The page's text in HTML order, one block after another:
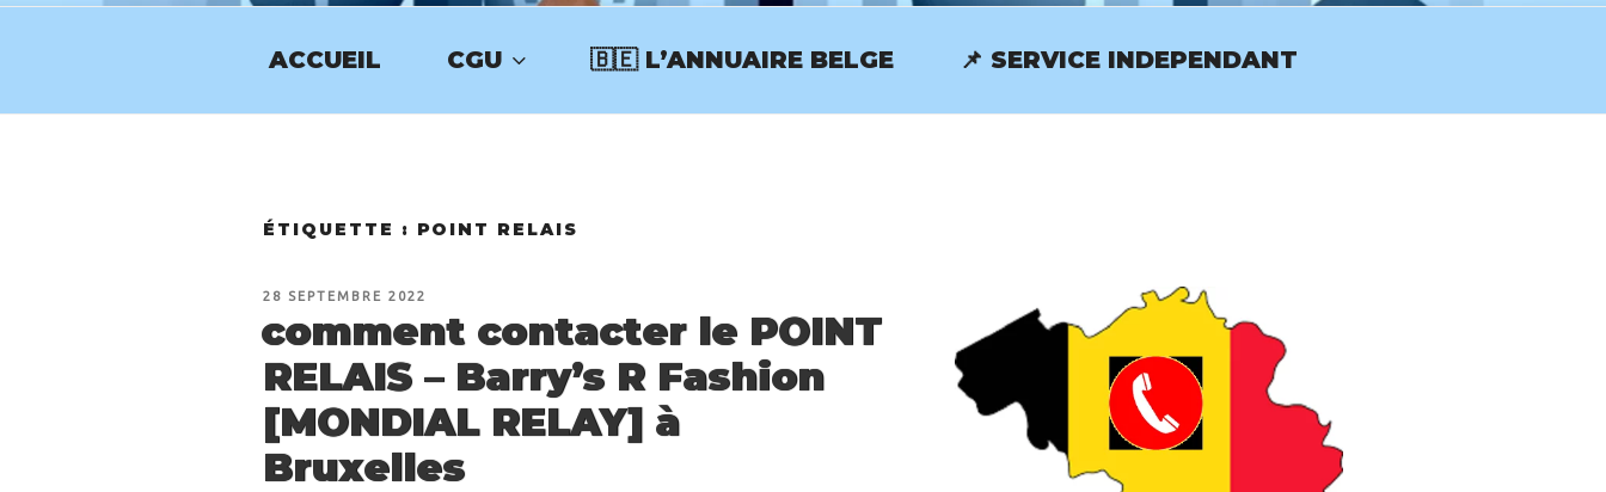
Aller
NUMERO-SERVICECLIENT.BE
ACCUEIL CGU 🇧🇪 L’ANNUAIRE BELGE 📌 SERVICE INDEPENDANT
ÉTIQUETTE : POINT RELAIS
PUBLIÉ
28 SEPTEMBRE 2022
comment contacter le POINT
RELAIS – Barry’s R Fashion
[MONDIAL RELAY] à
Bruxelles